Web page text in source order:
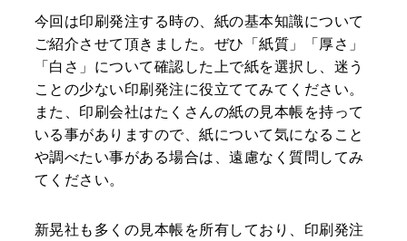
今回は印刷発注する時の、紙の基本知識について
ご紹介させて頂きました。ぜひ「紙質」「厚さ」
「白さ」について確認した上で紙を選択し、迷う
ことの少ない印刷発注に役立ててみてください。
また、印刷会社はたくさんの紙の見本帳を持って
いる事がありますので、紙について気になること
や調べたい事がある場合は、遠慮なく質問してみ
てください。
新晃社も多くの見本帳を所有しており、印刷発注